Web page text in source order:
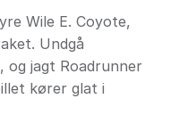
Wile E. Coyote,
Undgå
og jagt Roadrunner
kører glat i